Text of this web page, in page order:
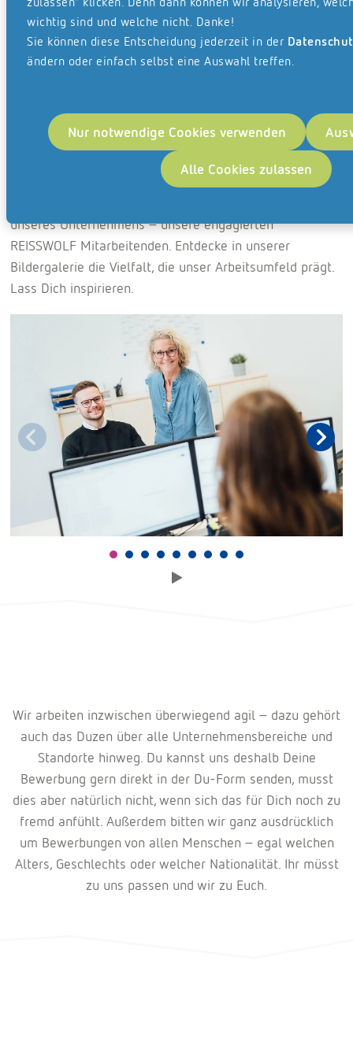
wichtig sind und welche nicht. Danke!
Sie können diese Entscheidung jederzeit in der
ändern oder einfach selbst eine Auswahl treffen.
Alle Cookies zulassen
Nur notwendige Cookies verwenden
(4.5 MB)
Panorama laden
(5.0 MB)
Lager/Produktion in HamburgPanorama laden
(6.8 MB)
Büroräume in HamburgPanorama laden
(4.1 MB)
Unsere Bildergalerie gibt Dir einen exklusiven Einblick in
die verschiedenen Arbeitsbereiche bei REISSWOLF:
Moderne Büros, funktionale Lagerräume, unsere LKW-
unseres Unternehmens – unsere engagierten
REISSWOLF Mitarbeitenden. Entdecke in unserer
Bildergalerie die Vielfalt, die unser Arbeitsumfeld prägt.
Lass Dich inspirieren.
Wir arbeiten inzwischen überwiegend agil – dazu gehört
auch das Duzen über alle Unternehmensbereiche und
Standorte hinweg. Du kannst uns deshalb Deine
Bewerbung gern direkt in der Du-Form senden, musst
dies aber natürlich nicht, wenn sich das für Dich noch zu
fremd anfühlt. Außerdem bitten wir ganz ausdrücklich
um Bewerbungen von allen Menschen – egal welchen
Alters, Geschlechts oder welcher Nationalität. Ihr müsst
zu uns passen und wir zu Euch.